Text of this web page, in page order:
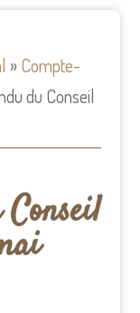
»Compte-
du Conseil